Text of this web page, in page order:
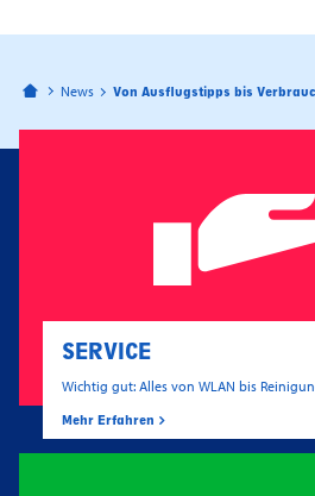
Bahnhofspassagen Potsdam
News Von Ausflugstipps bis
SERVICE
Wichtig gut: Alles von WLAN bis
Mehr Erfahren